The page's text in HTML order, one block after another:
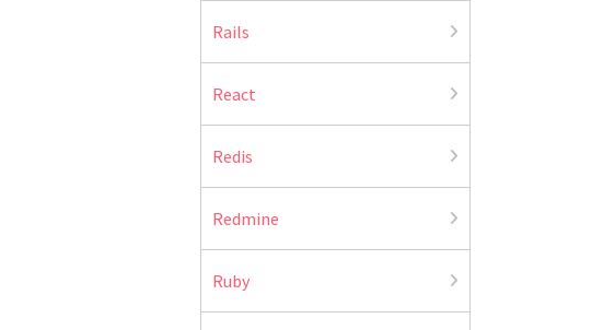
Rails
React
Redis
Redmine
Ruby